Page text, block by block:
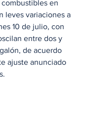
en
leves variaciones a
10 de julio, con
entre dos y
de acuerdo
ajuste anunciado